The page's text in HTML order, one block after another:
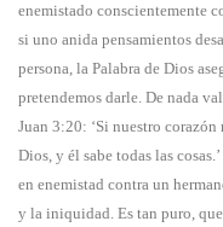
enemistado conscientemente
si uno anida pensamientos
persona, la Palabra de Dios
pretendemos darle. De nada
Juan 3:20: ‘Si nuestro
Dios, y él sabe todas las
en enemistad contra un
y la iniquidad. Es tan puro,